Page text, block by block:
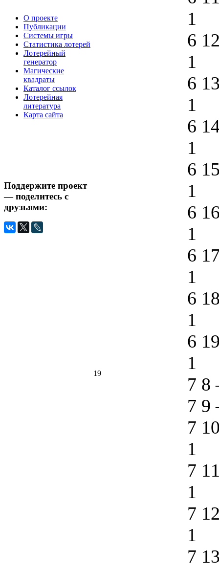
О проекте
Публикации
Системы игры
Статистика лотерей
Лотерейный
генератор
Магические
квадраты
Каталог ссылок
Лотерейная
литература
Карта сайта
Поддержите проект
— поделитесь с
друзьями:
19
1
6
1
6
1
6
1
6
1
6
1
6
1
6
1
6
1
7 8
7 9
7
1
7
1
7
1
7